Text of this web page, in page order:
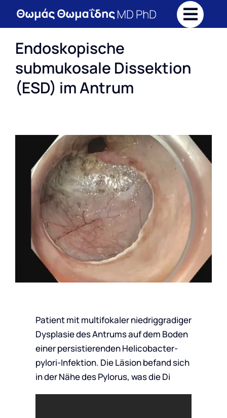
Endoskopische
submukosale Dissektion
(ESD) im Antrum
Patient mit multifokaler niedriggradiger
Dysplasie des Antrums auf dem Boden
einer persistierenden Helicobacter-
pylori-Infektion. Die Läsion befand sich
in der Nähe des Pylorus, was die Di